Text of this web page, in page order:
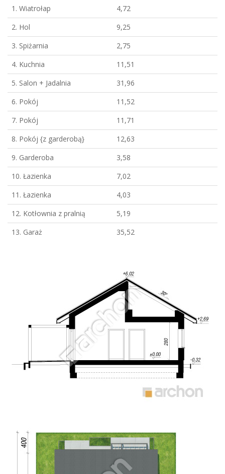
1. Wiatrołap
4,72
2. Hol
9,25
3. Spiżarnia
2,75
4. Kuchnia
11,51
5. Salon + Jadalnia
31,96
6. Pokój
11,52
7. Pokój
11,71
8. Pokój {z garderobą}
12,63
9. Garderoba
3,58
10. Łazienka
7,02
11. Łazienka
4,03
12. Kotłownia z pralnią
5,19
13. Garaż
35,52